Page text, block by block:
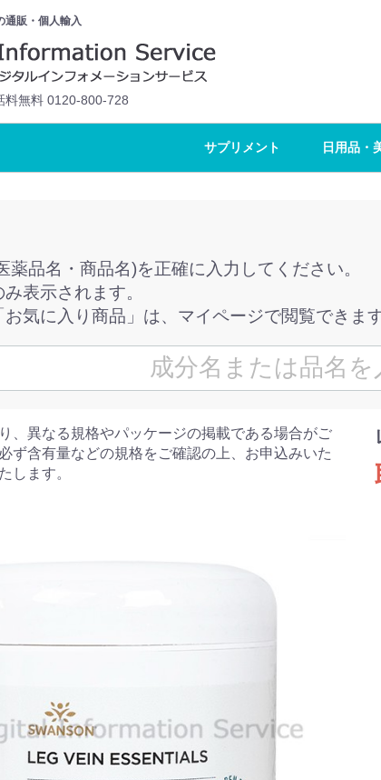
通販・個人輸入
料無料 0120-800-728
サプリメント 日用品・
薬品名・商品名)を正確に入力してください。
表示されます。
お気に入り商品」は、マイページで閲覧できます
、異なる規格やパッケージの掲載である場合がご
ず含有量などの規格をご確認の上、お申込みいた
します。